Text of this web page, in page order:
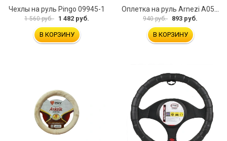
Чехлы на руль Pingo 09945-1
1 560 руб. 1 482 руб.
В КОРЗИНУ
940 руб. 893 руб.
В КОРЗИНУ